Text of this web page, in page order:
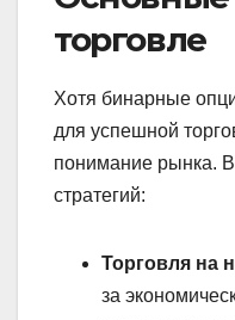
торговле
Хотя бинарные
для успешной
понимание рынка.
стратегий:
Торговля на
за